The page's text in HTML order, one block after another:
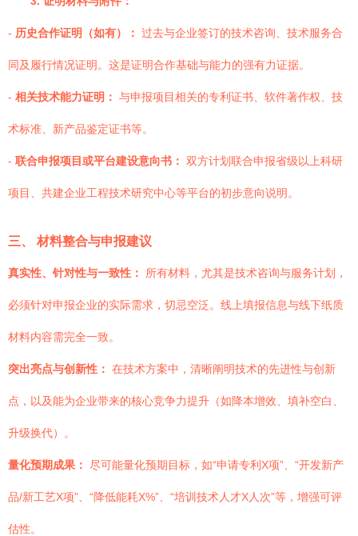
- 历史合作证明（如有）： 过去与企业签订的技术咨询、技术服务合
同及履行情况证明。这是证明合作基础与能力的强有力证据。
- 相关技术能力证明： 与申报项目相关的专利证书、软件著作权、技
术标准、新产品鉴定证书等。
- 联合申报项目或平台建设意向书： 双方计划联合申报省级以上科研
项目、共建企业工程技术研究中心等平台的初步意向说明。
三、 材料整合与申报建议
真实性、针对性与一致性： 所有材料，尤其是技术咨询与服务计划，
必须针对申报企业的实际需求，切忌空泛。线上填报信息与线下纸质
材料内容需完全一致。
突出亮点与创新性： 在技术方案中，清晰阐明技术的先进性与创新
点，以及能为企业带来的核心竞争力提升（如降本增效、填补空白、
升级换代）。
量化预期成果： 尽可能量化预期目标，如“申请专利X项”、“开发新产
品/新工艺X项”、“降低能耗X%”、“培训技术人才X人次”等，增强可评
估性。